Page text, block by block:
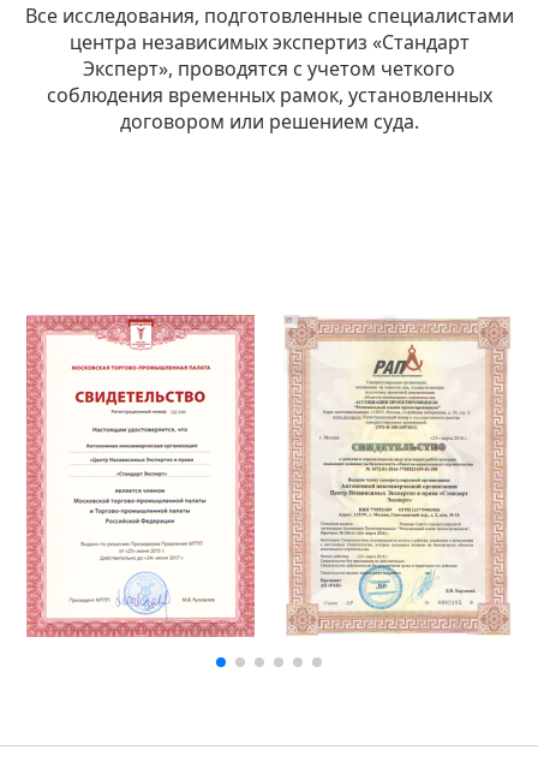
Все исследования, подготовленные специалистами
центра независимых экспертиз «Стандарт
Эксперт», проводятся с учетом четкого
соблюдения временных рамок, установленных
договором или решением суда.